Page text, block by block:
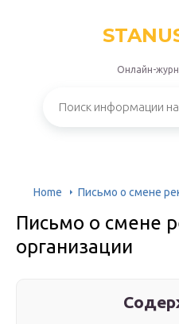
Онлайн-
Home Письмо о смене
Письмо о смене
организации